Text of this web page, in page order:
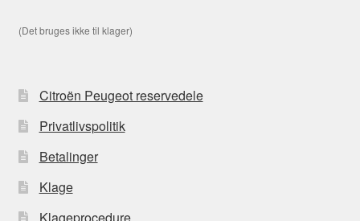
(Det bruges ikke til klager)
Citroën Peugeot reservedele
Privatlivspolitik
Betalinger
Klage